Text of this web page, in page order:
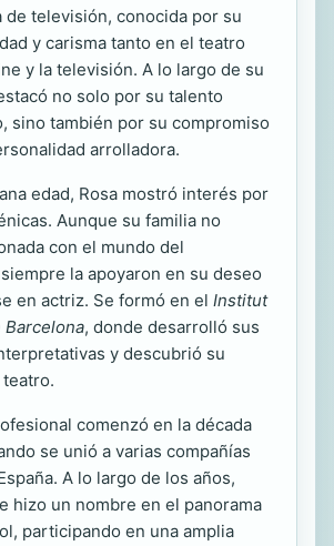
de televisión, conocida por su
y carisma tanto en el teatro
y la televisión. A lo largo de su
no solo por su talento
sino también por su compromiso
arrolladora.
edad, Rosa mostró interés por
Aunque su familia no
con el mundo del
la apoyaron en su deseo
en actriz. Se formó en el Institut
Barcelona, donde desarrolló sus
y descubrió su
comenzó en la década
se unió a varias compañías
A lo largo de los años,
hizo un nombre en el panorama
participando en una amplia